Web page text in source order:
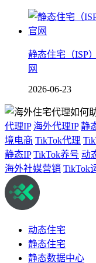
静态住宅（ISP
网
2026-06-23
代理IP 海外代理IP 静
境电商 TikTok代理
静态IP TikTok养号 动
海外社媒营销 TikTok
动态住宅
静态住宅
静态数据中心